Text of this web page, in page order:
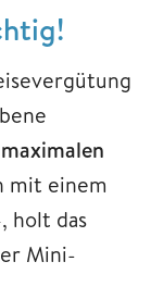
maximalen
mit einem
holt das
Mini-